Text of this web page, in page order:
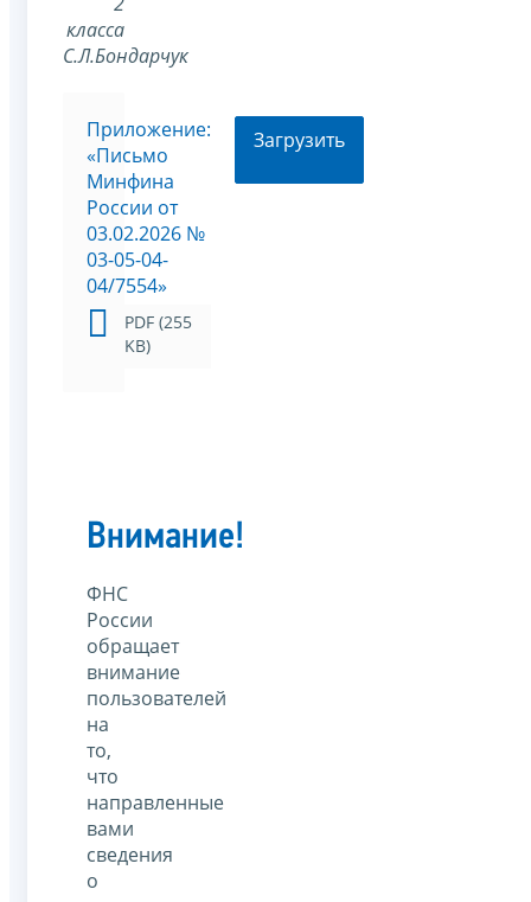
класса
С.Л.Бондарчук
Приложение:
«Письмо
Минфина
России от
03.02.2026 №
03-05-04-
04/7554»
PDF (255
KB)
Загрузить
Внимание!
ФНС
России
обращает
внимание
пользователей
на
то,
что
направленные
вами
сведения
о